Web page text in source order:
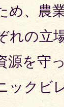
め、農
れの立
源を守
ックビ